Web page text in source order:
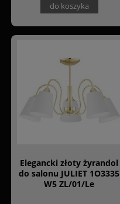
do koszyka
Elegancki złoty żyrandol
do salonu JULIET 1O3335
W5 ZL/01/Le